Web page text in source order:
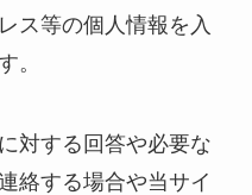
ス等の個人情報を入
。
対する回答や必要な
絡する場合や当サイ